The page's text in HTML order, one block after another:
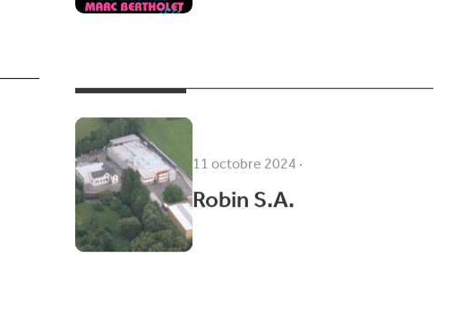
11 octobre 2024
Robin S.A.